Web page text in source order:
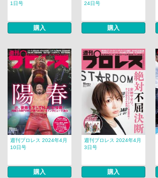
1日号
購入
24日号
購入
週刊プロレス 2024年4月
10日号
購入
週刊プロレス 2024年4月
3日号
購入